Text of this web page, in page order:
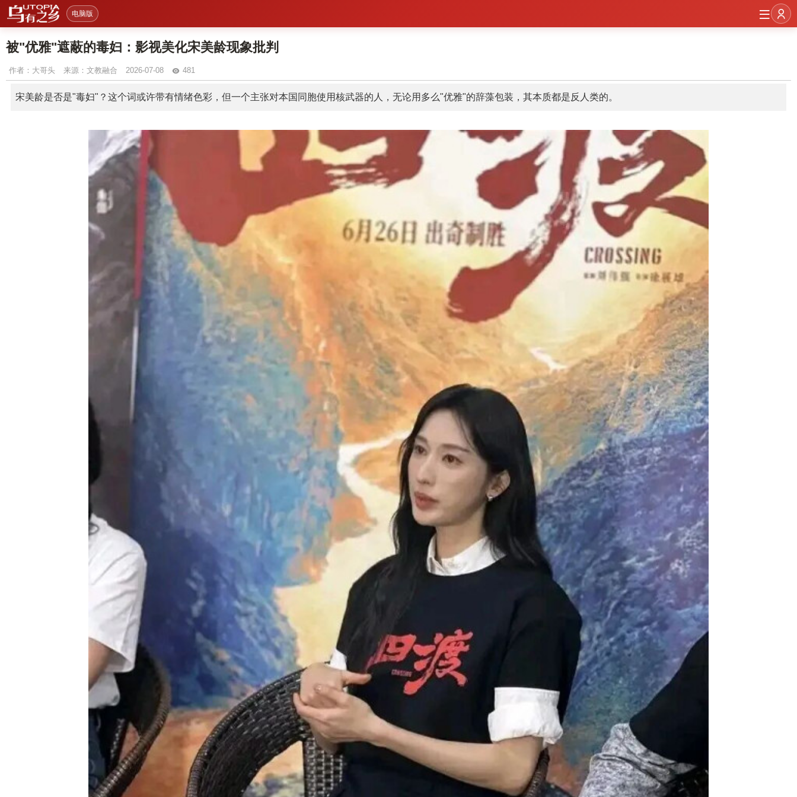
电脑版
被"优雅"遮蔽的毒妇：影视美化宋美龄现象批判
作者： 大哥头 来源：文教融合 2026-07-08 481
宋美龄是否是"毒妇"？这个词或许带有情绪色彩，但一个主张对本国同胞使用核武器的人，无论用多么"优雅"的辞藻包装，其本质都是反人类的。